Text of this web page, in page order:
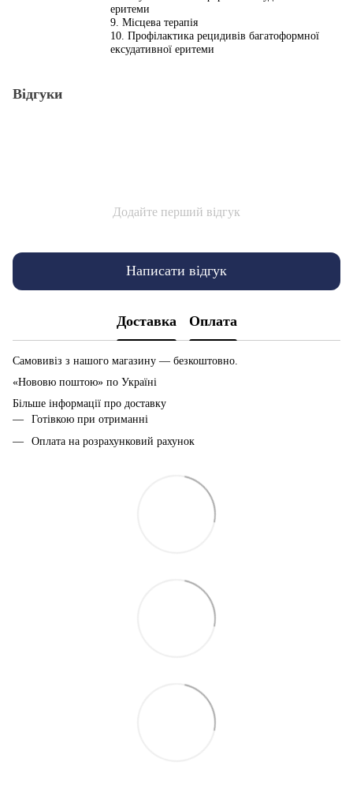
еритеми
9. Місцева терапія
10. Профілактика рецидивів багатоформної
ексудативної еритеми
Відгуки
Додайте перший відгук
Написати відгук
Доставка Оплата
Самовивіз з нашого магазину — безкоштовно.
«Нововю поштою» по Україні
Більше інформації про доставку
Готівкою при отриманні
Оплата на розрахунковий рахунок